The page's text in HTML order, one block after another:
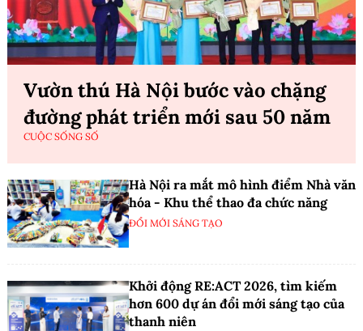
Vườn thú Hà Nội bước vào chặng
đường phát triển mới sau 50 năm
CUỘC SỐNG SỐ
Hà Nội ra mắt mô hình điểm Nhà văn
hóa - Khu thể thao đa chức năng
ĐỔI MỚI SÁNG TẠO
Khởi động RE:ACT 2026, tìm kiếm
hơn 600 dự án đổi mới sáng tạo của
thanh niên